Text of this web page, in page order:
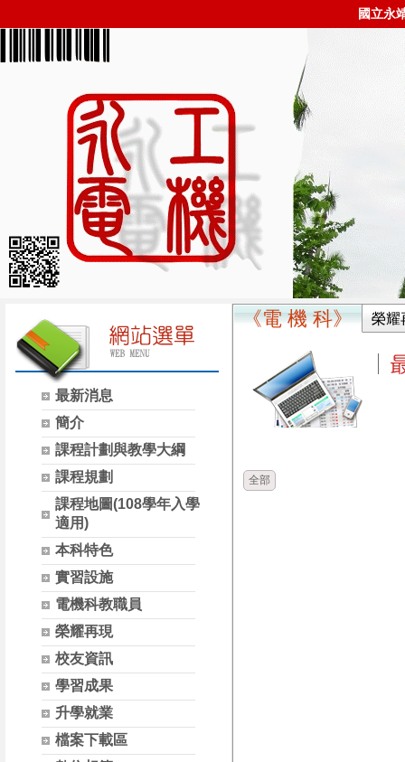
國立永
最新消息
簡介
課程計劃與教學大綱
課程規劃
課程地圖(108學年入學
適用)
本科特色
實習設施
電機科教職員
榮耀再現
校友資訊
學習成果
升學就業
檔案下載區
《電 機 科》 榮耀
全部